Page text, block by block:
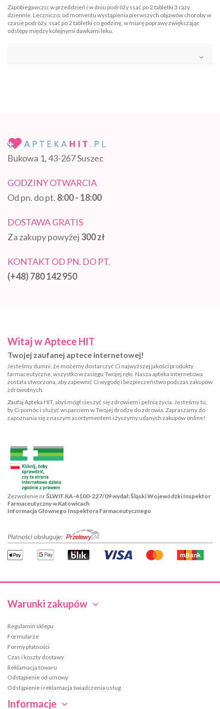
Zapobiegawczo: w przeddzień i w dniu podróży ssać po 2 tabletki 3 razy
dziennie. Leczniczo: od momentu wystąpienia pierwszych objawów choroby w
czasie podróży, ssać po 2 tabletki co godzinę, w miarę poprawy zwiększając
odstępy między kolejnymi dawkami leku.
Bukowa 1, 43-267 Suszec
GODZINY OTWARCIA
Od pn. do pt. 8:00 - 18:00
DOSTAWA GRATIS
Za zakupy powyżej 300 zł
KONTAKT OD PN. DO PT.
(+48) 780 142 950
Warunki zakupów
Regulamin sklepu
Formularze
Formy płatności
Czas i koszty dostawy
Reklamacja towaru
Odstąpienie od umowy
Odstąpienie i reklamacja świadczenia usług
Informacje
Witaj w Aptece HIT
Twojej zaufanej aptece internetowej!
Jesteśmy dumni, że możemy dostarczyć Ci najwyższej jakości produkty
farmaceutyczne, wszystko w zasięgu Twojej ręki. Nasza apteka internetowa
została stworzona, aby zapewnić Ci wygodę i bezpieczeństwo podczas zakupów
zdrowotnych.
Zaufaj Apteka HIT, abyś mógł cieszyć się zdrowiem i pełnią życia. Jesteśmy tu,
by Ci pomóc i służyć wsparciem w Twojej drodze do zdrowia. Zapraszamy do
zapoznania się z naszym asortymentem i życzymy udanych zakupów online!
Zezwolenie nrŚLWIF.KA-4100-227/09 wydał: Śląski Wojewódzki Inspektor
Farmaceutyczny w Katowicach
Informacja Głównego Inspektora Farmaceutycznego